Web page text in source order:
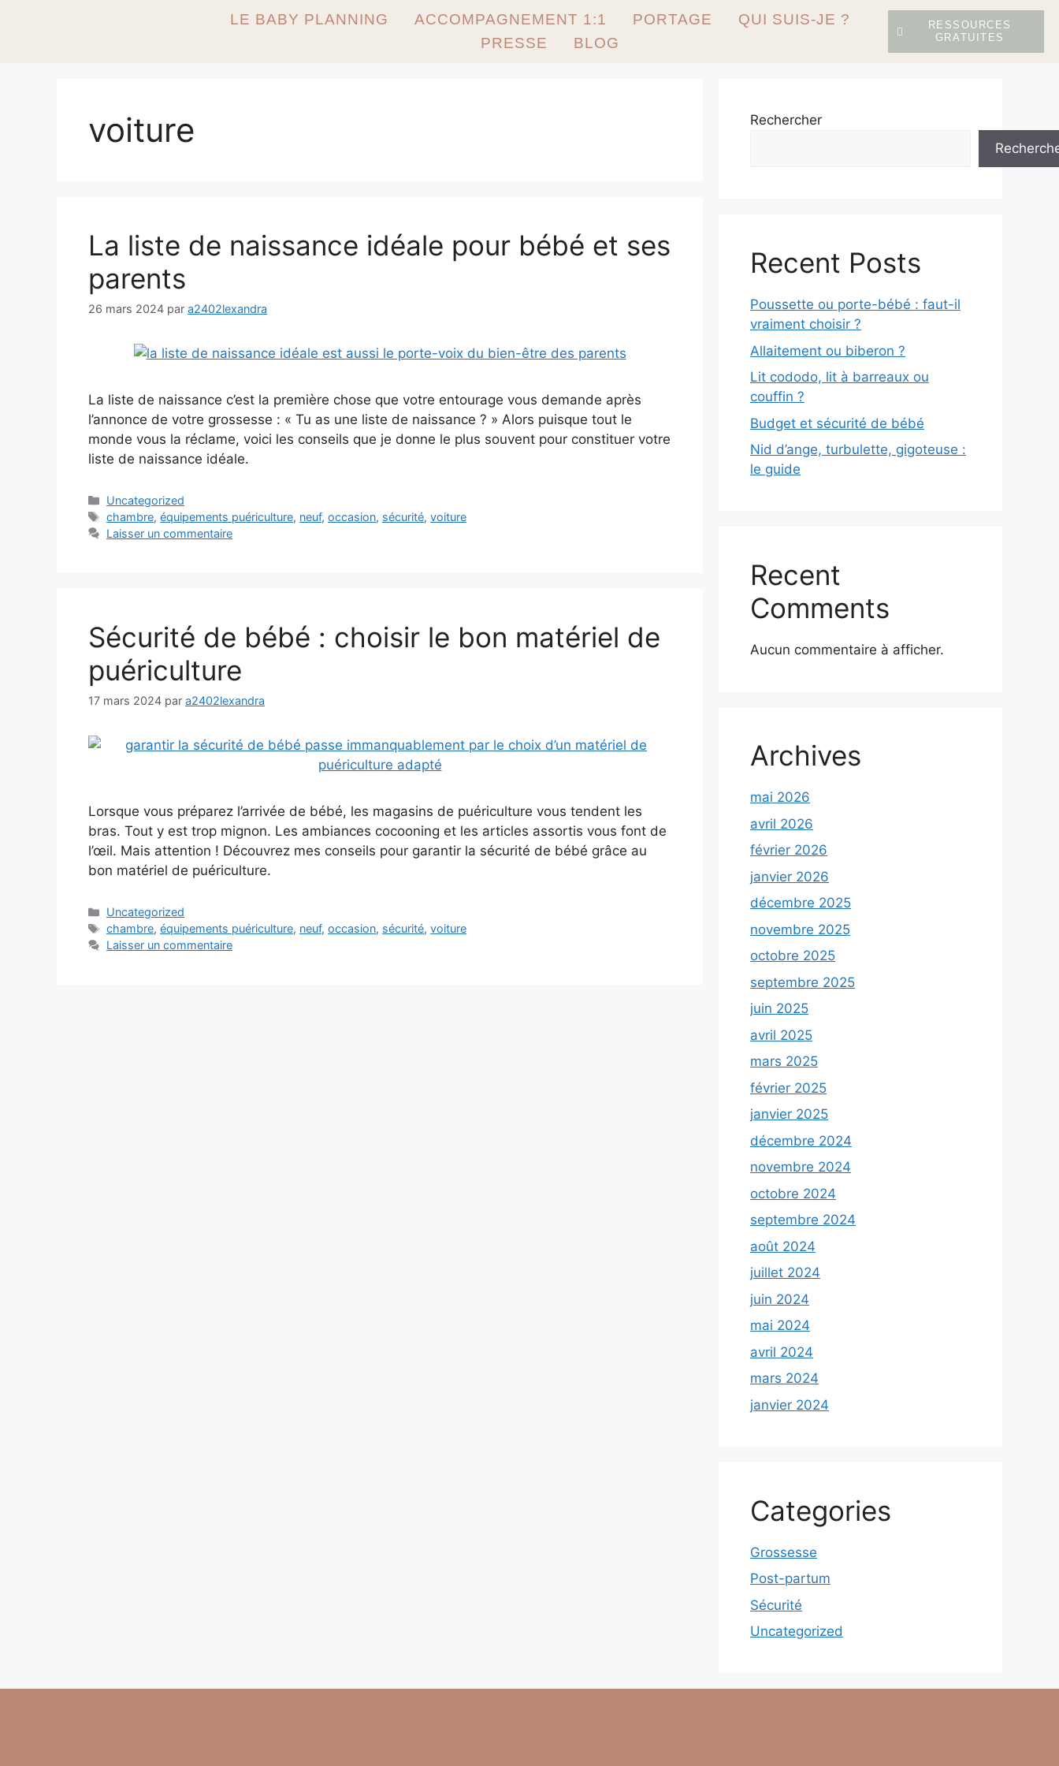
LE BABY PLANNING ACCOMPAGNEMENT 1:1 PORTAGE
QUI SUIS-JE ?
PRESSE
BLOG
RESSOURCES
GRATUITES
voiture
La liste de naissance idéale pour bébé et ses
parents
26 mars 2024 par a2402lexandra
La liste de naissance c’est la première chose que votre entourage vous demande après
l’annonce de votre grossesse : « Tu as une liste de naissance ? » Alors puisque tout le
monde vous la réclame, voici les conseils que je donne le plus souvent pour constituer votre
liste de naissance idéale.
Uncategorized
chambre,équipements puériculture, neuf,occasion, sécurité,voiture
Laisser un commentaire
Sécurité de bébé : choisir le bon matériel de
puériculture
17 mars 2024 par a2402lexandra
Lorsque vous préparez l’arrivée de bébé, les magasins de puériculture vous tendent les
bras. Tout y est trop mignon. Les ambiances cocooning et les articles assortis vous font de
l’œil. Mais attention ! Découvrez mes conseils pour garantir la sécurité de bébé grâce au
bon matériel de puériculture.
Uncategorized
chambre,équipements puériculture, neuf,occasion, sécurité,voiture
Laisser un commentaire
Rechercher
Recent Posts
Poussette ou porte-bébé : faut-il
vraiment choisir ?
Allaitement ou biberon ?
Lit cododo, lit à barreaux ou
couffin ?
Budget et sécurité de bébé
Nid d’ange, turbulette, gigoteuse :
le guide
Recent
Comments
Aucun commentaire à afficher.
Archives
mai 2026
avril 2026
février 2026
janvier 2026
décembre 2025
novembre 2025
octobre 2025
septembre 2025
juin 2025
avril 2025
mars 2025
février 2025
janvier 2025
décembre 2024
novembre 2024
octobre 2024
septembre 2024
août 2024
juillet 2024
juin 2024
mai 2024
avril 2024
mars 2024
janvier 2024
Categories
Grossesse
Post-partum
Sécurité
Uncategorized